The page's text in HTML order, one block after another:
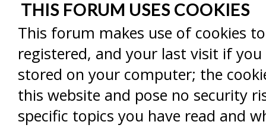
THIS FORUM USES COOKIES
This forum makes use of cookies
registered, and your last visit if
stored on your computer; the
this website and pose no security
specific topics you have read and